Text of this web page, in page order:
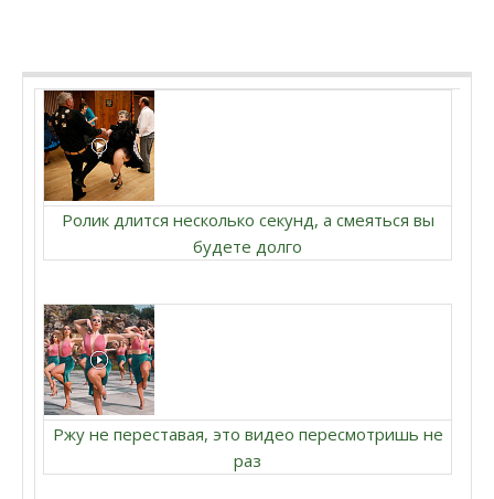
Ролик длится несколько секунд, а смеяться вы
будете долго
Ржу не переставая, это видео пересмотришь не
раз